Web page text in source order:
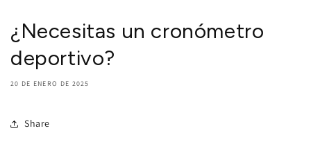
¿Necesitas un cronómetro
deportivo?
20 DE ENERO DE 2025
Share